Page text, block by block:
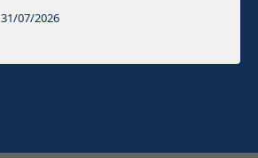
31/07/2026